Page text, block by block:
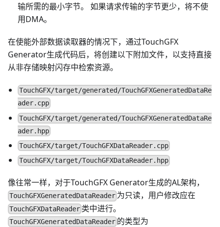
输所需的最小字节。 如果请求传输的字节更少，将不使
用DMA。
在使能外部数据读取器的情况下，通过TouchGFX
Generator生成代码后，将创建以下附加文件，以支持直接
从非存储映射闪存中检索资源。
TouchGFX/target/generated/TouchGFXGeneratedDataRe
ader.cpp
TouchGFX/target/generated/TouchGFXGeneratedDataRe
ader.hpp
TouchGFX/target/TouchGFXDataReader.cpp
TouchGFX/target/TouchGFXDataReader.hpp
像往常一样，对于TouchGFX Generator生成的AL架构，
TouchGFXGeneratedDataReader 为只读，用户修改应在
TouchGFXDataReader 类中进行。
TouchGFXGeneratedDataReader 的类型为